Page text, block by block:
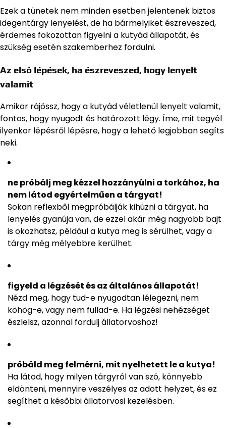
Ezek a tünetek nem minden esetben jelentenek biztos
idegentárgy lenyelést, de ha bármelyiket észreveszed,
érdemes fokozottan figyelni a kutyád állapotát, és
szükség esetén szakemberhez fordulni.
Az első lépések, ha észreveszed, hogy lenyelt
valamit
Amikor rájössz, hogy a kutyád véletlenül lenyelt valamit,
fontos, hogy nyugodt és határozott légy. Íme, mit tegyél
ilyenkor lépésről lépésre, hogy a lehető legjobban segíts
neki.
ne próbálj meg kézzel hozzányúlni a torkához, ha
nem látod egyértelműen a tárgyat!
Sokan reflexből megpróbálják kihúzni a tárgyat, ha
lenyelés gyanúja van, de ezzel akár még nagyobb bajt
is okozhatsz, például a kutya meg is sérülhet, vagy a
tárgy még mélyebbre kerülhet.
figyeld a légzését és az általános állapotát!
Nézd meg, hogy tud-e nyugodtan lélegezni, nem
köhög-e, vagy nem fullad-e. Ha légzési nehézséget
észlelsz, azonnal fordulj állatorvoshoz!
próbáld meg felmérni, mit nyelhetett le a kutya!
Ha látod, hogy milyen tárgyról van szó, könnyebb
eldönteni, mennyire veszélyes az adott helyzet, és ez
segíthet a későbbi állatorvosi kezelésben.